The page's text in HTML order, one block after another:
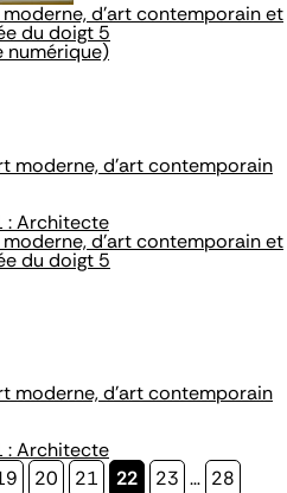
d'art contemporain et
du doigt 5
numérique)
moderne, d'art contemporain
: Architecte
d'art contemporain et
du doigt 5
moderne, d'art contemporain
: Architecte
Page
20 Page
21
Page
22 Page
23 … Page
28